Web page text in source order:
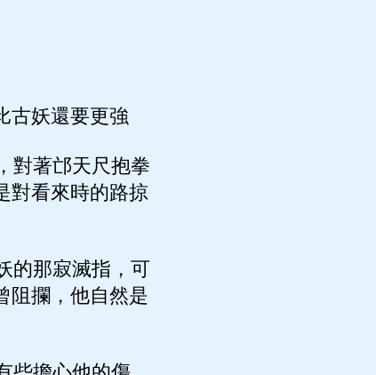
古妖還要更強
對著邙天尺抱拳
對看來時的路掠
的那寂滅指，可
阻攔，他自然是